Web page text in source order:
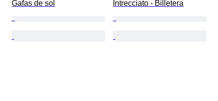
Gafas de sol
Intrecciato - Billetera